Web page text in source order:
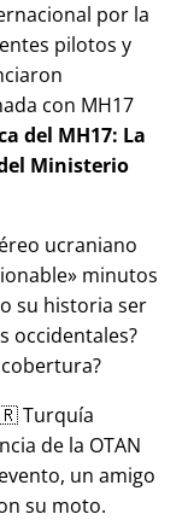
por la
pilotos y
con MH17
del MH17: La
Ministerio
ucraniano
minutos
su historia ser
occidentales?
Turquía
de la OTAN
un amigo
su moto.